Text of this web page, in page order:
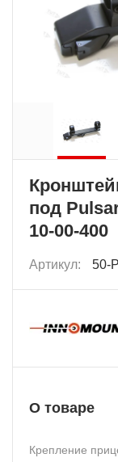
под
10-00-400
Артикул: 50-
О товаре
Крепление